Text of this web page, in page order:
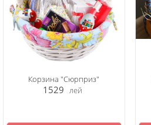
Корзина "Сюрприз"
1529 лей